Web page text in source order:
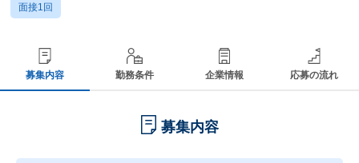
面接1回
募集内容 勤務条件 企業情報 応募の流れ
募集内容